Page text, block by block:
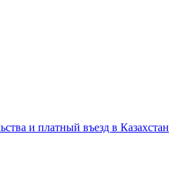
и платный въезд в Казахстан